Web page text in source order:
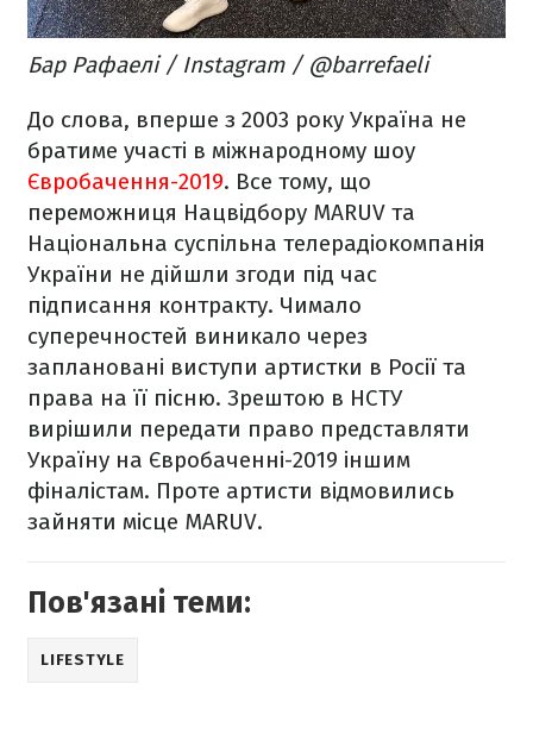
Бар Рафаелі / Instagram / @barrefaeli
До слова, вперше з 2003 року Україна не
братиме участі в міжнародному шоу
Євробачення-2019. Все тому, що
переможниця Нацвідбору MARUV та
Національна суспільна телерадіокомпанія
України не дійшли згоди під час
підписання контракту. Чимало
суперечностей виникало через
заплановані виступи артистки в Росії та
права на її пісню. Зрештою в НСТУ
вирішили передати право представляти
Україну на Євробаченні-2019 іншим
фіналістам. Проте артисти відмовились
зайняти місце MARUV.
Пов'язані теми:
LIFESTYLE